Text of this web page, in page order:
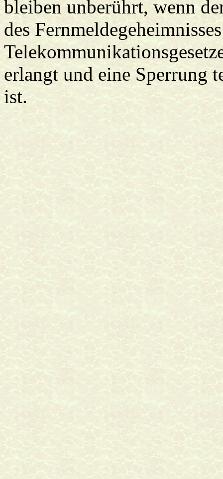
bleiben unberührt, wenn
des
erlangt und eine Sperrung
ist.